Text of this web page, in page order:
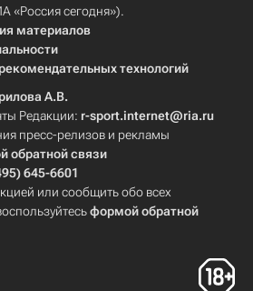
«Россия сегодня»).
материалов
технологий
А.В.
Редакции: r-sport.internet@ria.ru
пресс-релизов и рекламы
обратной связи
645-6601
или сообщить обо всех
формой обратной